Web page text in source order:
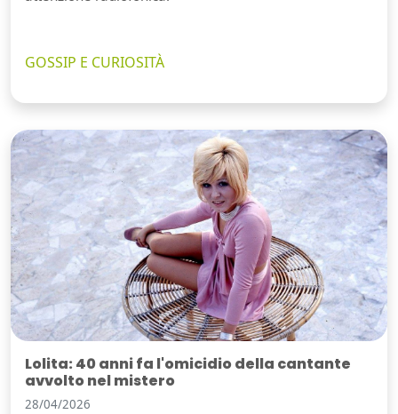
GOSSIP E CURIOSITÀ
Lolita: 40 anni fa l'omicidio della cantante
avvolto nel mistero
28/04/2026